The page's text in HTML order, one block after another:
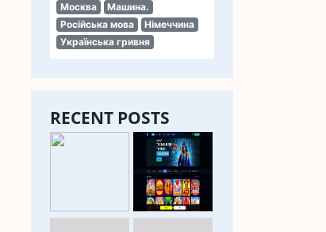
Москва
Машина.
Російська мова
Німеччина
Українська гривня
RECENT POSTS